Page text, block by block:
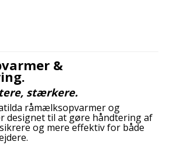
&
stærkere.
råmælksopvarmer og
designet til at gøre håndtering af
og mere effektiv for både